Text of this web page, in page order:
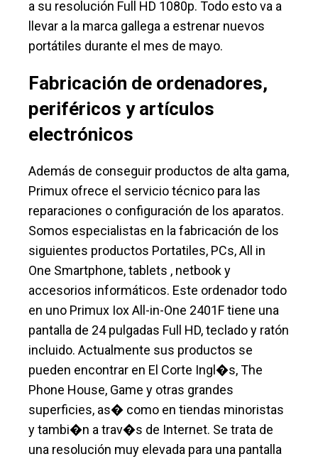
a su resolución Full HD 1080p. Todo esto va a
llevar a la marca gallega a estrenar nuevos
portátiles durante el mes de mayo.
Fabricación de ordenadores,
periféricos y artículos
electrónicos
Además de conseguir productos de alta gama,
Primux ofrece el servicio técnico para las
reparaciones o configuración de los aparatos.
Somos especialistas en la fabricación de los
siguientes productos Portatiles, PCs, All in
One Smartphone, tablets , netbook y
accesorios informáticos. Este ordenador todo
en uno Primux Iox All-in-One 2401F tiene una
pantalla de 24 pulgadas Full HD, teclado y ratón
incluido. Actualmente sus productos se
pueden encontrar en El Corte Ingl�s, The
Phone House, Game y otras grandes
superficies, as� como en tiendas minoristas
y tambi�n a trav�s de Internet. Se trata de
una resolución muy elevada para una pantalla